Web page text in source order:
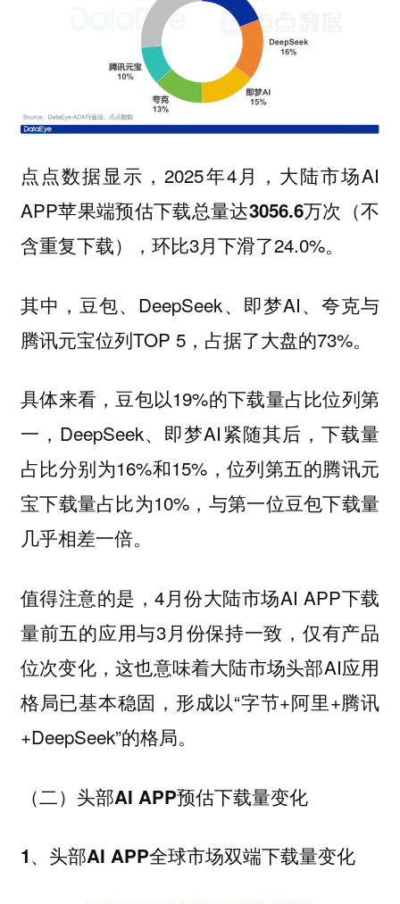
点点数据显示，2025年4月，大陆市场AI
APP苹果端预估下载总量达3056.6万次 （不
含重复下载），环比3月下滑了24.0%。
其中，豆包、DeepSeek、即梦AI、夸克与
腾讯元宝位列TOP 5，占据了大盘的73%。
具体来看，豆包以19%的下载量占比位列第
一，DeepSeek、即梦AI紧随其后，下载量
占比分别为16%和15%，位列第五的腾讯元
宝下载量占比为10%，与第一位豆包下载量
几乎相差一倍。
值得注意的是，4月份大陆市场AI APP下载
量前五的应用与3月份保持一致，仅有产品
位次变化，这也意味着大陆市场头部AI应用
格局已基本稳固，形成以“字节+阿里+腾讯
+DeepSeek”的格局。
（二）头部AI APP预估下载量变化
1、头部AI APP全球市场双端下载量变化